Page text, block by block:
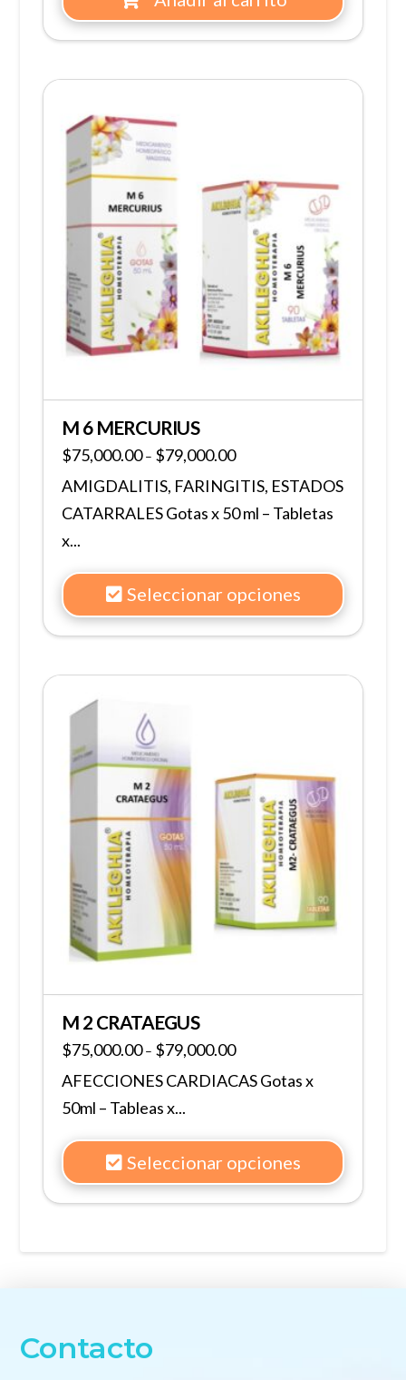
M 6 MERCURIUS
$75,000.00– $79,000.00
AMIGDALITIS, FARINGITIS, ESTADOS
CATARRALES Gotas x 50 ml – Tabletas
x...
Seleccionar opciones
M 2 CRATAEGUS
$75,000.00– $79,000.00
AFECCIONES CARDIACAS Gotas x
50ml – Tableas x...
Seleccionar opciones
Contacto